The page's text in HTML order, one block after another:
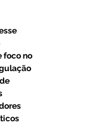
foco no